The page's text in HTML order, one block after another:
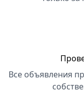
Все объявления